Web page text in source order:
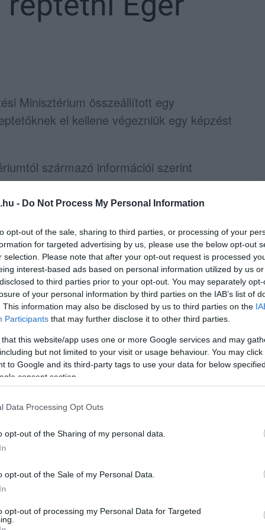
- Do Not Process My Personal Information
opt-out of the sale, sharing to third parties, or processing of your
for targeted advertising by us, please use the below opt-out
selection. Please note that after your opt-out request is processed
interest-based ads based on personal information utilized by us
to third parties prior to your opt-out. You may separately
of your personal information by third parties on the IAB’s list of
This information may also be disclosed by us to third parties on the
Participants that may further disclose it to other third parties.
that this website/app uses one or more Google services and may
but not limited to your visit or usage behaviour. You may
to Google and its third-party tags to use your data for below
consent section.
Data Processing Opt Outs
opt-out of the Sharing of my personal data.
opt-out of the Sale of my Personal Data.
opt-out of processing my Personal Data for Targeted
Minisztérium összeállított egy
el kellene végezniük egy képzést
származó információi szerint
tervezete, amely várhatóan idén nyáron
osztják majd csoportokba a drónokat. A
teendőjük, az ilyen szerkezeteket
és 2 kg közöttieket reptetőknek el
kilogramm közöttiek esetében pedig
a vezetőnek engedéllyel kell
elvégezni. A 25 kilogramm feletti drónok
az eszköz légialkalmassági
is fejlesztenek, így a drónt
az adott napszakban a repülés.
is, arra az esetre, ha a drón
hogy hol és mikor lehet majd repülni,
melyik drónnal milyen magasra lehet
és környékéről: